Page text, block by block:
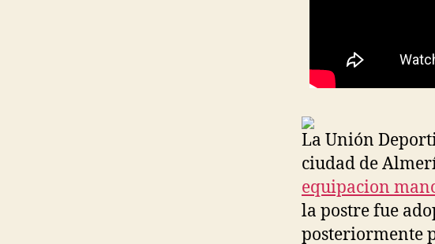
La Unión
ciudad de
equipacion
la postre fue
posteriormente